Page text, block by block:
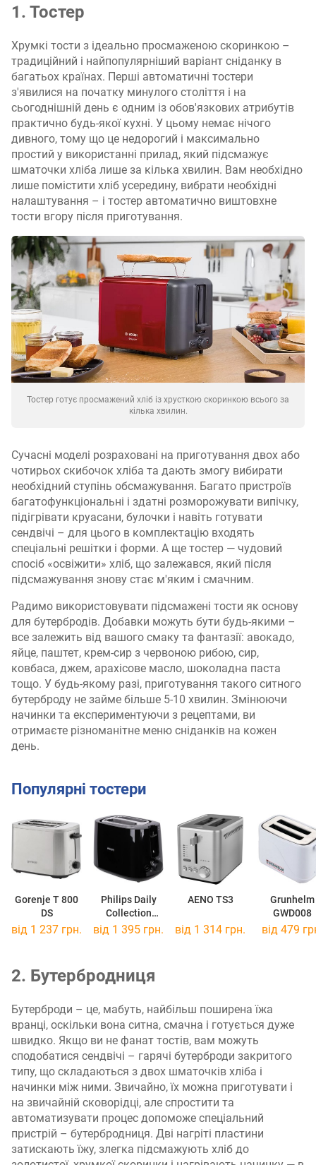
1. Тостер
Хрумкі тости з ідеально просмаженою скоринкою –
традиційний і найпопулярніший варіант сніданку в
багатьох країнах. Перші автоматичні тостери
з'явилися на початку минулого століття і на
сьогоднішній день є одним із обов'язкових атрибутів
практично будь-якої кухні. У цьому немає нічого
дивного, тому що це недорогий і максимально
простий у використанні прилад, який підсмажує
шматочки хліба лише за кілька хвилин. Вам необхідно
лише помістити хліб усередину, вибрати необхідні
налаштування – і тостер автоматично виштовхне
тости вгору після приготування.
Тостер готує просмажений хліб із хрусткою скоринкою всього за
кілька хвилин.
Сучасні моделі розраховані на приготування двох або
чотирьох скибочок хліба та дають змогу вибирати
необхідний ступінь обсмажування. Багато пристроїв
багатофункціональні і здатні розморожувати випічку,
підігрівати круасани, булочки і навіть готувати
сендвічі – для цього в комплектацію входять
спеціальні решітки і форми. А ще тостер — чудовий
спосіб «освіжити» хліб, що залежався, який після
підсмажування знову стає м'яким і смачним.
Радимо використовувати підсмажені тости як основу
для бутербродів. Добавки можуть бути будь-якими –
все залежить від вашого смаку та фантазії: авокадо,
яйце, паштет, крем-сир з червоною рибою, сир,
ковбаса, джем, арахісове масло, шоколадна паста
тощо. У будь-якому разі, приготування такого ситного
бутерброду не займе більше 5-10 хвилин. Змінюючи
начинки та експериментуючи з рецептами, ви
отримаєте різноманітне меню сніданків на кожен
день.
Популярні тостери
Gorenje T 800
DS
Philips Daily
Collection
HD2582/90
AENO TS3
Grunhelm
GWD008
від 1 237 грн. від 1 395 грн. від 1 314 грн. від 479
2. Бутербродниця
Бутерброди – це, мабуть, найбільш поширена їжа
вранці, оскільки вона ситна, смачна і готується дуже
швидко. Якщо ви не фанат тостів, вам можуть
сподобатися сендвічі – гарячі бутерброди закритого
типу, що складаються з двох шматочків хліба і
начинки між ними. Звичайно, їх можна приготувати і
на звичайній сковорідці, але спростити та
автоматизувати процес допоможе спеціальний
пристрій – бутербродниця. Дві нагріті пластини
затискають їжу, злегка підсмажують хліб до